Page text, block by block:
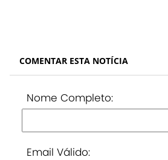
COMENTAR ESTA NOTÍCIA
Nome Completo:
Email Válido: